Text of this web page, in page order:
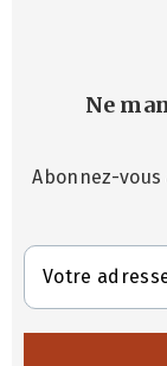
Ne
Abonnez-